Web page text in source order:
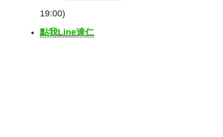
19:00)
點我Line達仁